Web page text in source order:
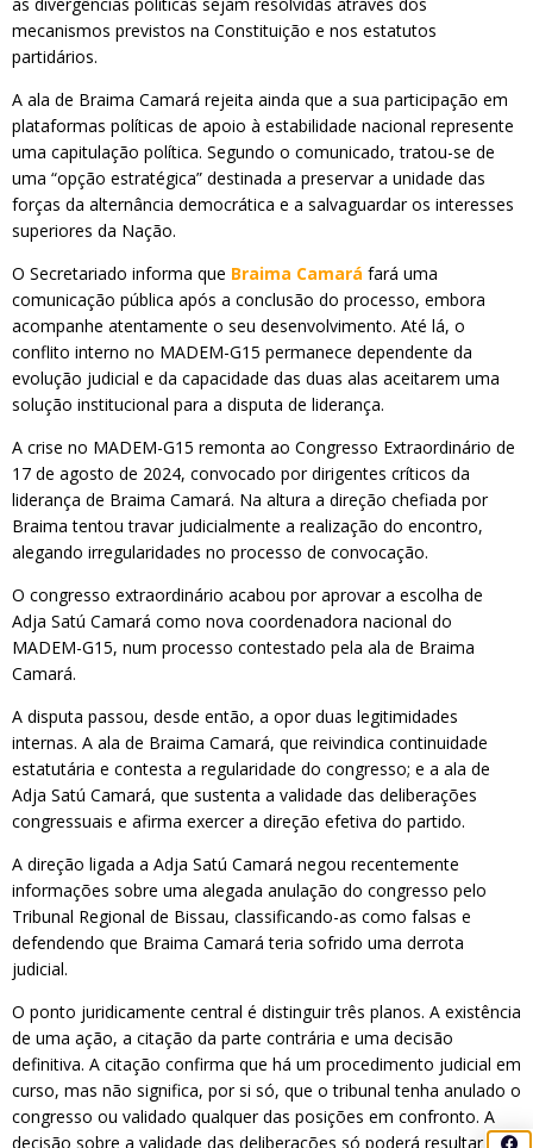
mecanismos previstos na Constituição e nos estatutos
partidários.
A ala de Braima Camará rejeita ainda que a sua participação em
plataformas políticas de apoio à estabilidade nacional represente
uma capitulação política. Segundo o comunicado, tratou-se de
uma “opção estratégica” destinada a preservar a unidade das
forças da alternância democrática e a salvaguardar os interesses
superiores da Nação.
O Secretariado informa que Braima Camará fará uma
comunicação pública após a conclusão do processo, embora
acompanhe atentamente o seu desenvolvimento. Até lá, o
conflito interno no MADEM-G15 permanece dependente da
evolução judicial e da capacidade das duas alas aceitarem uma
solução institucional para a disputa de liderança.
A crise no MADEM-G15 remonta ao Congresso Extraordinário de
17 de agosto de 2024, convocado por dirigentes críticos da
liderança de Braima Camará. Na altura a direção chefiada por
Braima tentou travar judicialmente a realização do encontro,
alegando irregularidades no processo de convocação.
O congresso extraordinário acabou por aprovar a escolha de
Adja Satú Camará como nova coordenadora nacional do
MADEM-G15, num processo contestado pela ala de Braima
Camará.
A disputa passou, desde então, a opor duas legitimidades
internas. A ala de Braima Camará, que reivindica continuidade
estatutária e contesta a regularidade do congresso; e a ala de
Adja Satú Camará, que sustenta a validade das deliberações
congressuais e afirma exercer a direção efetiva do partido.
A direção ligada a Adja Satú Camará negou recentemente
informações sobre uma alegada anulação do congresso pelo
Tribunal Regional de Bissau, classificando-as como falsas e
defendendo que Braima Camará teria sofrido uma derrota
judicial.
O ponto juridicamente central é distinguir três planos. A existência
de uma ação, a citação da parte contrária e uma decisão
definitiva. A citação confirma que há um procedimento judicial em
curso, mas não significa, por si só, que o tribunal tenha anulado o
congresso ou validado qualquer das posições em confronto. A
decisão sobre a validade das deliberações só poderá resultar de